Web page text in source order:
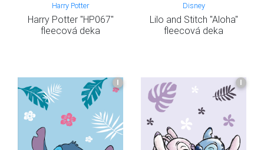
Harry Potter
Harry Potter "HP067"
fleecová deka
Disney
Lilo and Stitch "Aloha"
fleecová deka
I I